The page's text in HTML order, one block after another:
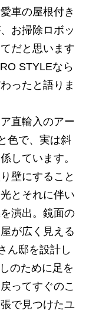
車の屋根付き
お掃除ロボッ
だと思います
STYLEなら
ったと語りま
直輸入のアー
色で、実は斜
しています。
壁にすること
とそれに伴い
演出。鏡面の
が広く見える
ん邸を設計し
のために足を
ってすぐのこ
で見つけたユ